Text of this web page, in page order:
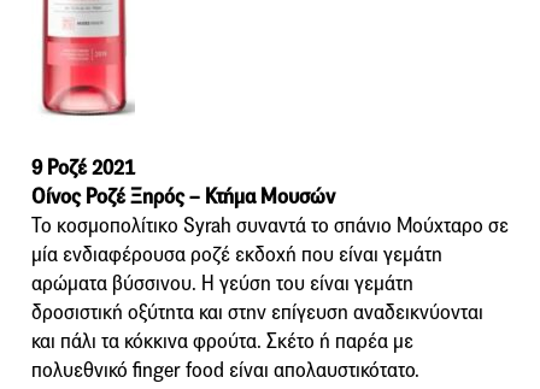
9 Ροζέ 2021
Οίνος Ροζέ Ξηρός – Κτήμα Μουσών
Το κοσμοπολίτικο Syrah συναντά το σπάνιο Μούχταρο σε
μία ενδιαφέρουσα ροζέ εκδοχή που είναι γεμάτη
αρώματα βύσσινου. Η γεύση του είναι γεμάτη
δροσιστική οξύτητα και στην επίγευση αναδεικνύονται
και πάλι τα κόκκινα φρούτα. Σκέτο ή παρέα με
πολυεθνικό finger food είναι απολαυστικότατο.